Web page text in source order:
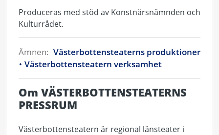
Produceras med stöd av Konstnärsnämnden och
Kulturrådet.
Ämnen: Västerbottensteaterns produktioner
Västerbottensteatern verksamhet
Om VÄSTERBOTTENSTEATERNS
PRESSRUM
Västerbottensteatern är regional länsteater i